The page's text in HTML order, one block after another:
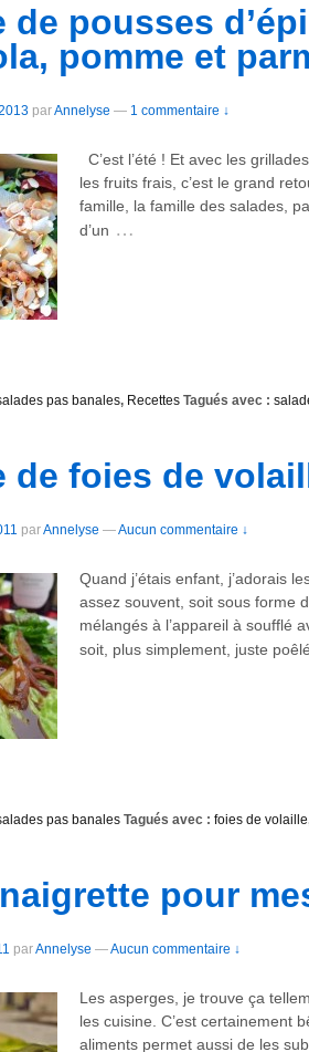
de pousses
pomme et
parAnnelyse — 1 commentaire ↓
C’est l’été ! Et avec les
les fruits frais, c’est le grand
famille, la famille des salades,
d’un …
pas banales, Recettes Tagués avec :
de foies de
parAnnelyse —Aucun commentaire ↓
Quand j’étais enfant, j’adorais
assez souvent, soit sous forme
mélangés à l’appareil à soufflé
soit, plus simplement, juste
pas banales Tagués avec : foies de volaille
pour
parAnnelyse —Aucun commentaire ↓
Les asperges, je trouve ça
les cuisine. C’est certainement
aliments permet aussi de les